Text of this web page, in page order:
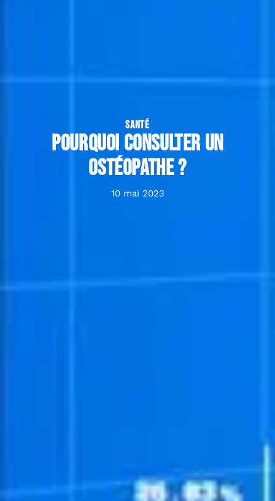
SANTÉ
Pourquoi consulter un
ostéopathe ?
10 mai 2023